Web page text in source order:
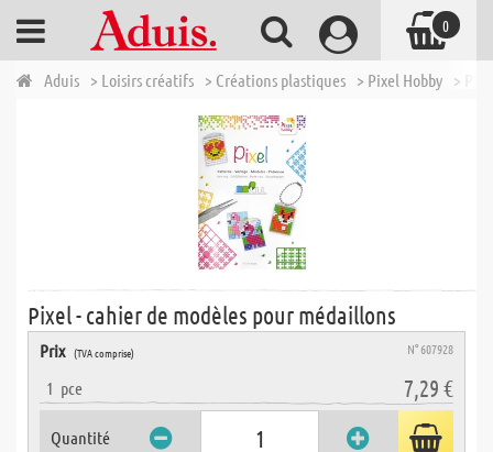
Aduis > Loisirs créatifs > Créations plastiques > Pixel Hobby >
Pixel - cahier de modèles pour médaillons
Prix (TVA comprise) N° 607928
1 pce 7,29 €
Quantité
0